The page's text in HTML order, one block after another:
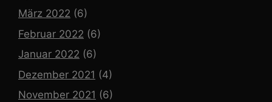
März 2022 (6)
Februar 2022 (6)
Januar 2022 (6)
Dezember 2021 (4)
November 2021 (6)